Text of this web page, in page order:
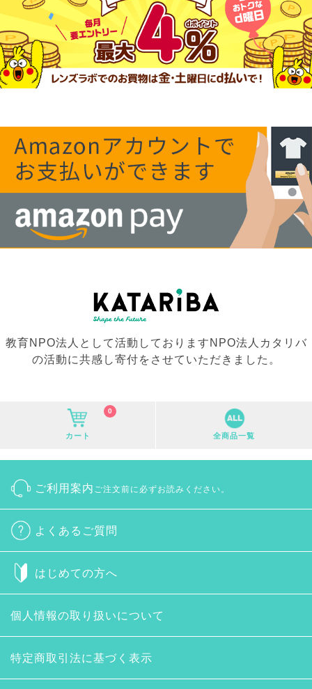
教育NPO法人として活動しておりますNPO法人カタリバ
の活動に共感し寄付をさせていただきました。
カート
0
全商品一覧
ご利用案内 ご注文前に必ずお読みください。
よくあるご質問
はじめての方へ
個人情報の取り扱いについて
特定商取引法に基づく表示